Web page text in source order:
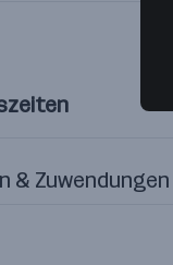
& Zuwendungen